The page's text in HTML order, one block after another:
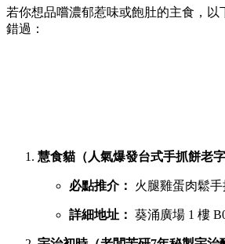
若你想品嚐濃郁惹味或飽肚的主食，以
錯過：
慧食貓（人氣爆發台式手抓餅老字
必點推介： 火腿雞蛋肉鬆
詳細地址： 葵涌廣場 1 樓